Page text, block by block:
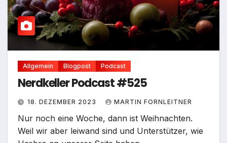
Allgemein Blogpost Podcast
Nerdkeller Podcast #525
18. DEZEMBER 2023 MARTIN FORNLEITNER
Nur noch eine Woche, dann ist Weihnachten.
Weil wir aber leiwand sind und Unterstützer, wie